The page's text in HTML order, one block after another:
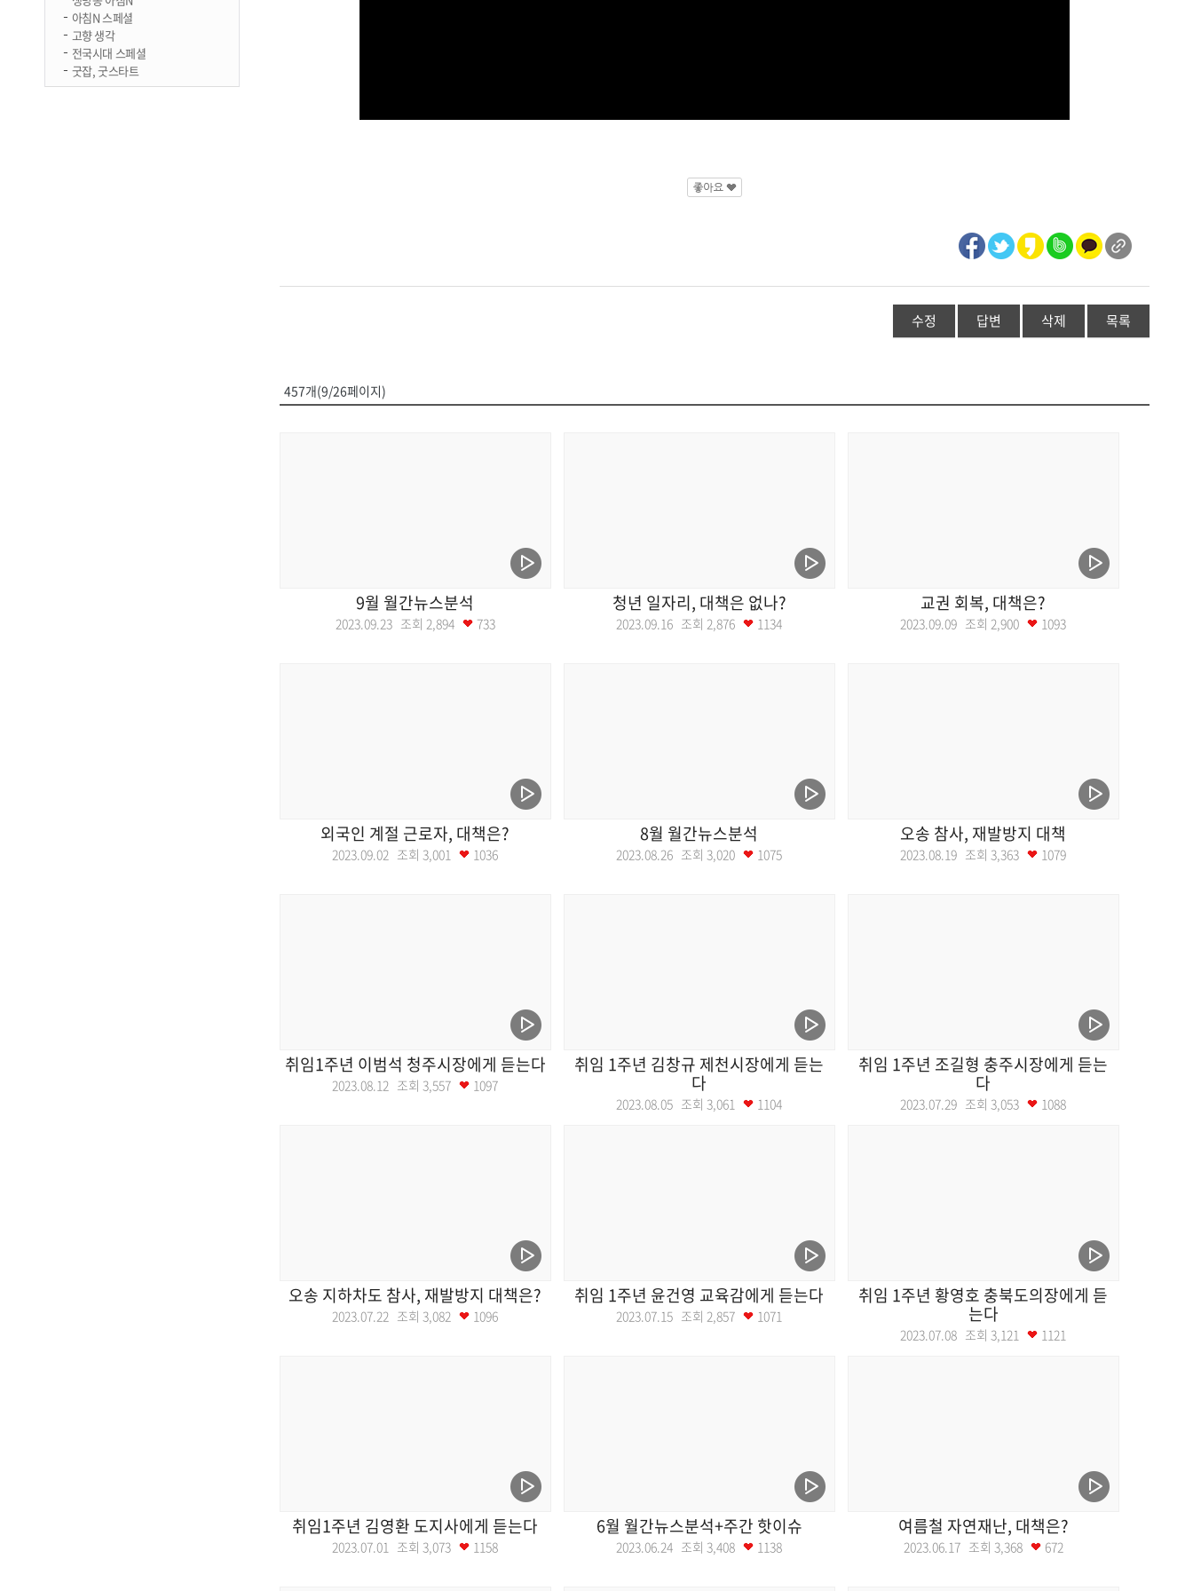
아침N 스페셜
고향 생각
전국시대 스페셜
굿잡, 굿스타트
수정 답변 삭제 목록
457개(9/26페이지)
9월 월간뉴스분석
2023.09.23 조회 2,894 733
청년 일자리, 대책은 없나?
2023.09.16 조회 2,876 1134
교권 회복, 대책은?
2023.09.09 조회 2,900 1093
외국인 계절 근로자, 대책은?
2023.09.02 조회 3,001 1036
8월 월간뉴스분석
2023.08.26 조회 3,020 1075
오송 참사, 재발방지 대책
2023.08.19 조회 3,363 1079
취임1주년 이범석 청주시장에게 듣는다
2023.08.12 조회 3,557 1097
취임 1주년 김창규 제천시장에게 듣는
다
2023.08.05 조회 3,061 1104
취임 1주년 조길형 충주시장에게 듣는
다
2023.07.29 조회 3,053 1088
오송 지하차도 참사, 재발방지 대책은?
2023.07.22 조회 3,082 1096
취임 1주년 윤건영 교육감에게 듣는다
2023.07.15 조회 2,857 1071
취임 1주년 황영호 충북도의장에게 듣
는다
2023.07.08 조회 3,121 1121
취임1주년 김영환 도지사에게 듣는다
2023.07.01 조회 3,073 1158
6월 월간뉴스분석+주간 핫이슈
2023.06.24 조회 3,408 1138
여름철 자연재난, 대책은?
2023.06.17 조회 3,368 672